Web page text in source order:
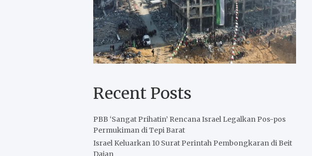
Recent Posts
PBB ‘Sangat Prihatin’ Rencana Israel Legalkan Pos-pos
Permukiman di Tepi Barat
Israel Keluarkan 10 Surat Perintah Pembongkaran di Beit
Dajan